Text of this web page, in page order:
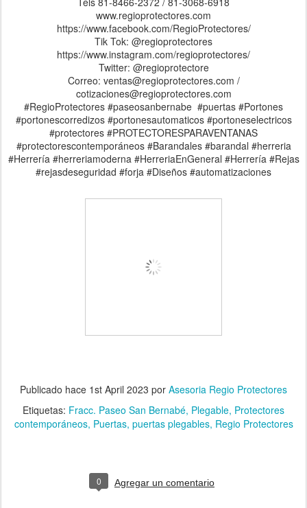
www.regioprotectores.com
https://www.facebook.com/RegioProtectores/
Tik Tok: @regioprotectores
https://www.instagram.com/regioprotectores/
Twitter: @regioprotectore
Correo: ventas@regioprotectores.com /
cotizaciones@regioprotectores.com
#RegioProtectores #paseosanbernabe #puertas #Portones
#portonescorredizos #portonesautomaticos #portoneselectricos
#protectores #PROTECTORESPARAVENTANAS
#protectorescontemporáneos #Barandales #barandal #herreria
#Herrería #herreriamoderna #HerreriaEnGeneral #Herrería #Rejas
#rejasdeseguridad #forja #Diseños #automatizaciones
Publicado hace 1st April 2023 por Asesoria Regio Protectores
Etiquetas: Fracc. Paseo San Bernabé Plegable Protectores
contemporáneos Puertas puertas plegables Regio Protectores
0 Agregar un comentario